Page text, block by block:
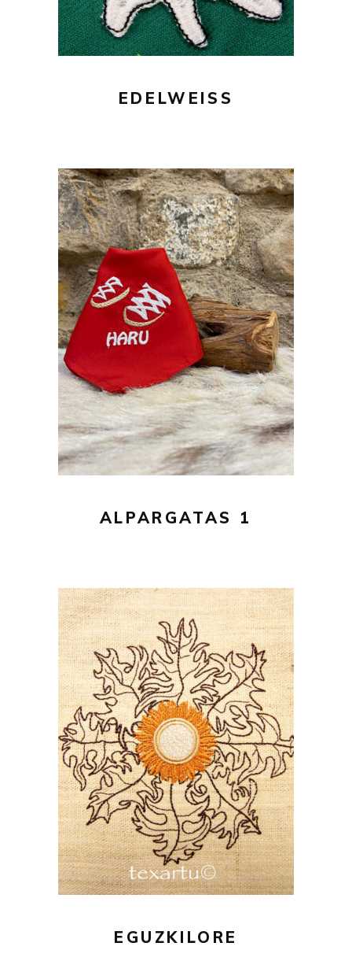
EDELWEISS
16,00€
AÑADIR AL CARRITO
ALPARGATAS 1
16,00€
AÑADIR AL CARRITO
EGUZKILORE